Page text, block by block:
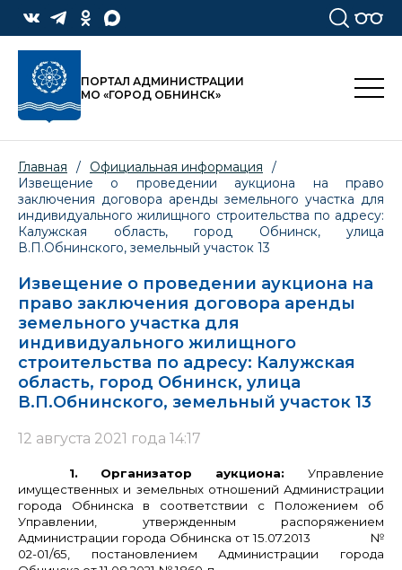
ПОРТАЛ АДМИНИСТРАЦИИ
МО «ГОРОД ОБНИНСК»
Главная / Официальная информация
/
Извещение о проведении аукциона на право
заключения договора аренды земельного участка для
индивидуального жилищного строительства по адресу:
Калужская область, город Обнинск, улица
В.П.Обнинского, земельный участок 13
Извещение о проведении аукциона на
право заключения договора аренды
земельного участка для
индивидуального жилищного
строительства по адресу: Калужская
область, город Обнинск, улица
В.П.Обнинского, земельный участок 13
12 августа 2021 года 14:17
1. Организатор аукциона: Управление
имущественных и земельных отношений Администрации
города Обнинска в соответствии с Положением об
Управлении, утвержденным распоряжением
Администрации города Обнинска от 15.07.2013 №
02-01/65, постановлением Администрации города